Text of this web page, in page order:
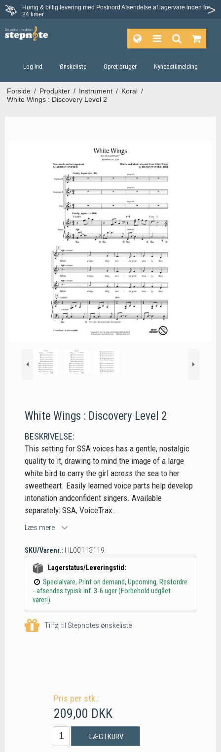
Hurtig & billig levering med Postnord Afsendelse af lagervare inden for
24 timer
Fortrydelsesret på 30 dage
Log ind Ønskeliste Opret bruger Nyhedstilmelding
Forside / Produkter / Instrument / Koral /
White Wings : Discovery Level 2
White Wings : Discovery Level 2
BESKRIVELSE:
This setting for SSA voices has a gentle, nostalgic
quality to it, drawing to mind the image of a large
white bird to carry the girl across the sea to her
sweetheart. Easily learned voice parts help develop
intonation andconfident singers. Available
separately: SSA, VoiceTrax...
Læs mere
SKU/Varenr.: HL00113119
Lagerstatus/Leveringstid:
Specialvare, Print on demand, Upcoming, Restordre
- afsendes typisk inf. 3-6 uger (Forbehold udgået
varer!)
Tilføj til Stepnotes ønskeliste
Pris per stk.:
209,00 DKK
LÆG I KURV